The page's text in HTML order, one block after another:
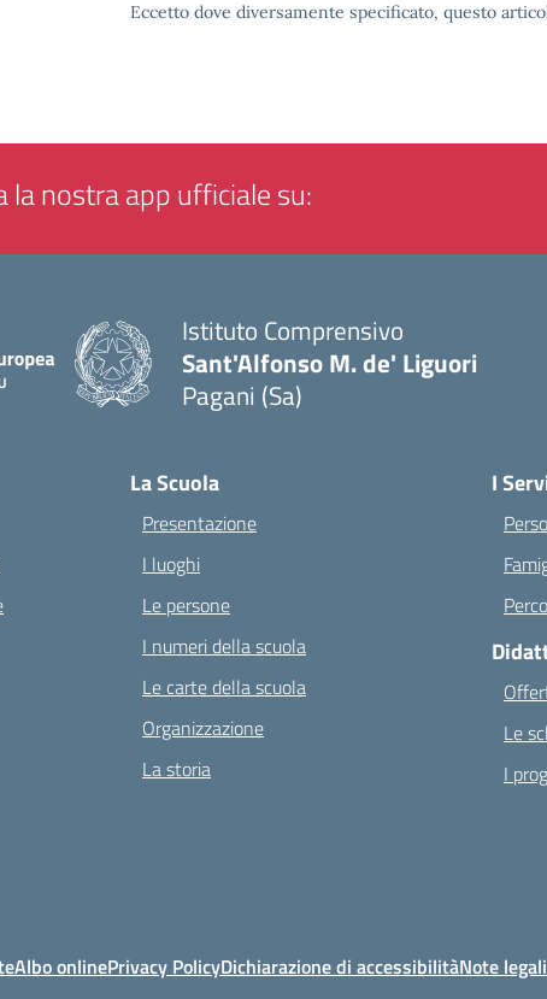
Eccetto dove diversamente specificato, questo
la nostra app ufficiale su:
Istituto Comprensivo
Sant'Alfonso M. de' Liguori
Pagani (Sa)
La Scuola
Presentazione
I luoghi
Le persone
I numeri della scuola
Le carte della scuola
Organizzazione
La storia
I
Le
I
Albo onlinePrivacy PolicyDichiarazione di accessibilitàNote legali